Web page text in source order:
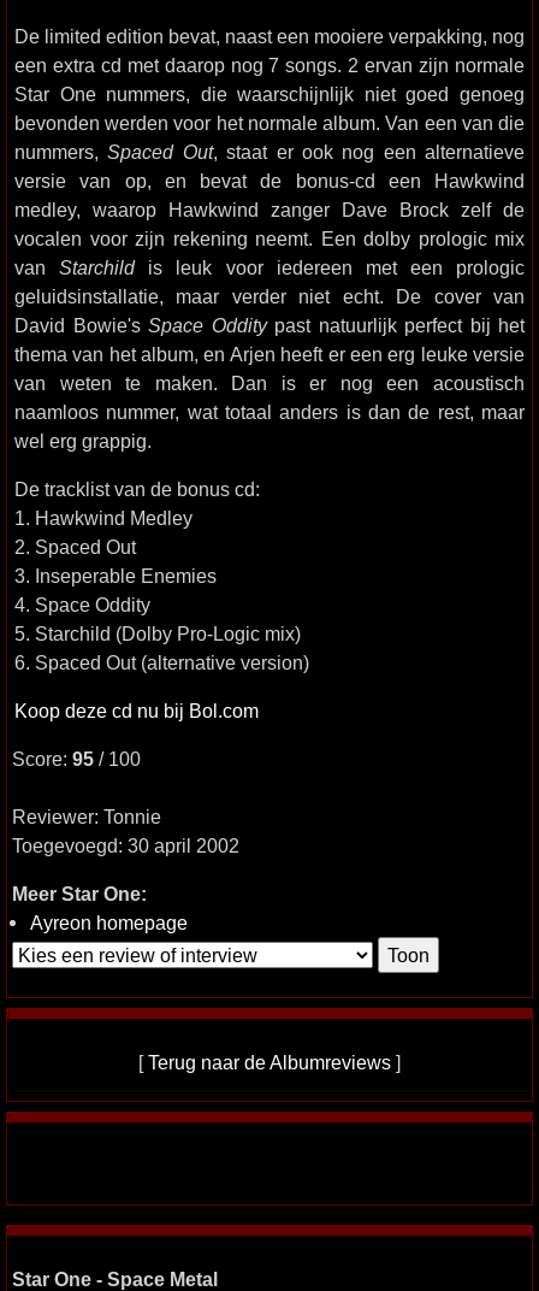
De limited edition bevat, naast een mooiere verpakking, nog
een extra cd met daarop nog 7 songs. 2 ervan zijn normale
Star One nummers, die waarschijnlijk niet goed genoeg
bevonden werden voor het normale album. Van een van die
nummers,Spaced Out, staat er ook nog een alternatieve
versie van op, en bevat de bonus-cd een Hawkwind
medley, waarop Hawkwind zanger Dave Brock zelf de
vocalen voor zijn rekening neemt. Een dolby prologic mix
vanStarchildis leuk voor iedereen met een prologic
geluidsinstallatie, maar verder niet echt. De cover van
David Bowie's Space Odditypast natuurlijk perfect bij het
thema van het album, en Arjen heeft er een erg leuke versie
van weten te maken. Dan is er nog een acoustisch
naamloos nummer, wat totaal anders is dan de rest, maar
wel erg grappig.
De tracklist van de bonus cd:
1. Hawkwind Medley
2. Spaced Out
3. Inseperable Enemies
4. Space Oddity
5. Starchild (Dolby Pro-Logic mix)
6. Spaced Out (alternative version)
Koop deze cd nu bij Bol.com
Score: 95 / 100
Reviewer: Tonnie
Toegevoegd: 30 april 2002
Meer Star One:
Ayreon homepage
[Terug naar de Albumreviews ]
Star One - Space Metal